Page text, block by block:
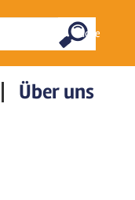
Suche
Über uns